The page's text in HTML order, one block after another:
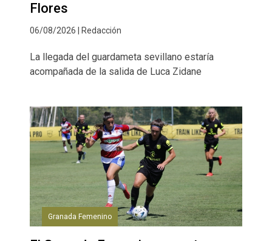
Flores
06/08/2026 | Redacción
La llegada del guardameta sevillano estaría
acompañada de la salida de Luca Zidane
Granada Femenino